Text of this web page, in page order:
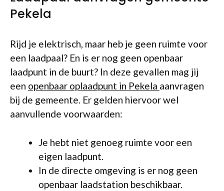
Pekela
Rijd je elektrisch, maar heb je geen ruimte voor
een laadpaal? En is er nog geen openbaar
laadpunt in de buurt? In deze gevallen mag jij
een openbaar oplaadpunt in Pekela aanvragen
bij de gemeente. Er gelden hiervoor wel
aanvullende voorwaarden:
Je hebt niet genoeg ruimte voor een
eigen laadpunt.
In de directe omgeving is er nog geen
openbaar laadstation beschikbaar.